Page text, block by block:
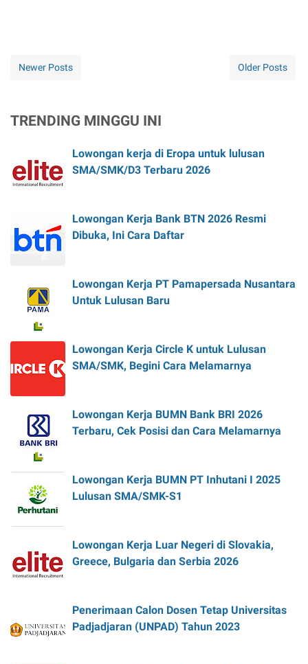
Newer Posts Older Posts
TRENDING MINGGU INI
Lowongan kerja di Eropa untuk lulusan
SMA/SMK/D3 Terbaru 2026
Lowongan Kerja Bank BTN 2026 Resmi
Dibuka, Ini Cara Daftar
Lowongan Kerja PT Pamapersada Nusantara
Untuk Lulusan Baru
Lowongan Kerja Circle K untuk Lulusan
SMA/SMK, Begini Cara Melamarnya
Lowongan Kerja BUMN Bank BRI 2026
Terbaru, Cek Posisi dan Cara Melamarnya
Lowongan Kerja BUMN PT Inhutani I 2025
Lulusan SMA/SMK-S1
Lowongan Kerja Luar Negeri di Slovakia,
Greece, Bulgaria dan Serbia 2026
Penerimaan Calon Dosen Tetap Universitas
Padjadjaran (UNPAD) Tahun 2023